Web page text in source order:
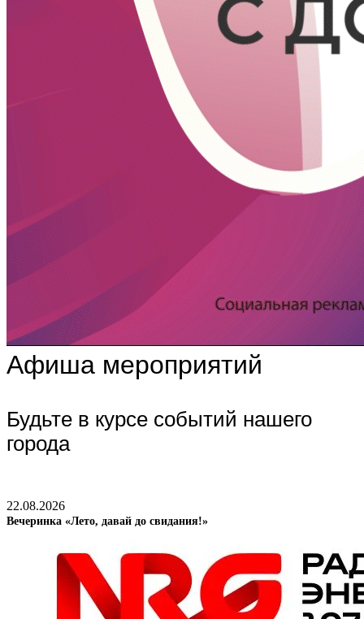
Афиша мероприятий
Будьте в курсе событий нашего
города
22.08.2026
Вечеринка «Лето, давай до свидания!»